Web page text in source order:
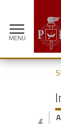
menu
MENU